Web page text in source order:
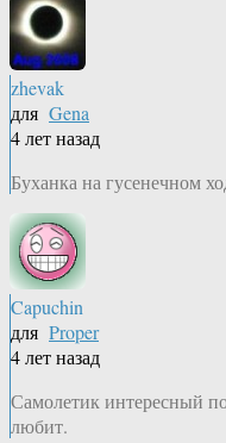
zhevak
для Gena
4 лет назад
Буханка на гусенечном
Capuchin
для Proper
4 лет назад
Самолетик интересный
любит.